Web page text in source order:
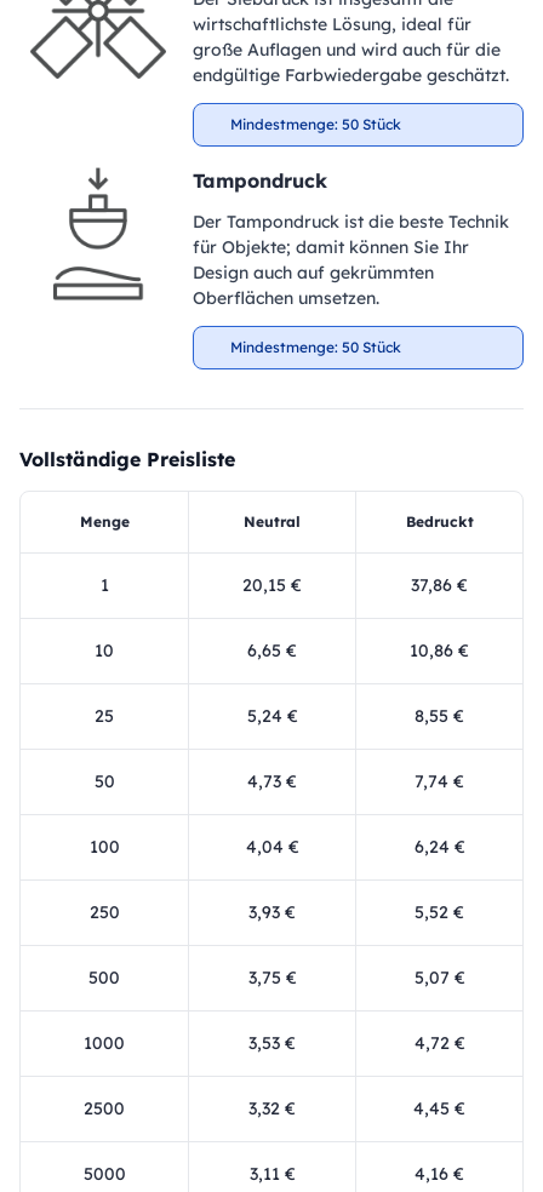
wirtschaftlichste Lösung, ideal für
große Auflagen und wird auch für die
endgültige Farbwiedergabe geschätzt.
Mindestmenge: 50 Stück
Tampondruck
Der Tampondruck ist die beste Technik
für Objekte; damit können Sie Ihr
Design auch auf gekrümmten
Oberflächen umsetzen.
Mindestmenge: 50 Stück
Vollständige Preisliste
Menge Neutral Bedruckt
1 20,15 € 37,86 €
10 6,65 € 10,86 €
25 5,24 € 8,55 €
50 4,73 € 7,74 €
100 4,04 € 6,24 €
250 3,93 € 5,52 €
500 3,75 € 5,07 €
1000 3,53 € 4,72 €
2500 3,32 € 4,45 €
5000 3,11 € 4,16 €